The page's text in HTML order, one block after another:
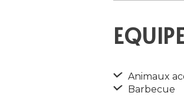
Animaux
Barbecue